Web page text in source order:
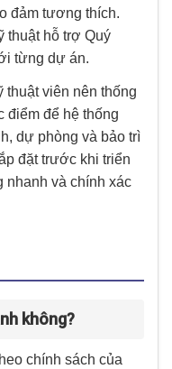
đảm tương thích.
thuật hỗ trợ Quý
từng dự án.
thuật viên nên thống
điểm để hệ thống
dự phòng và bảo trì
đặt trước khi triển
nhanh và chính xác
không?
chính sách của